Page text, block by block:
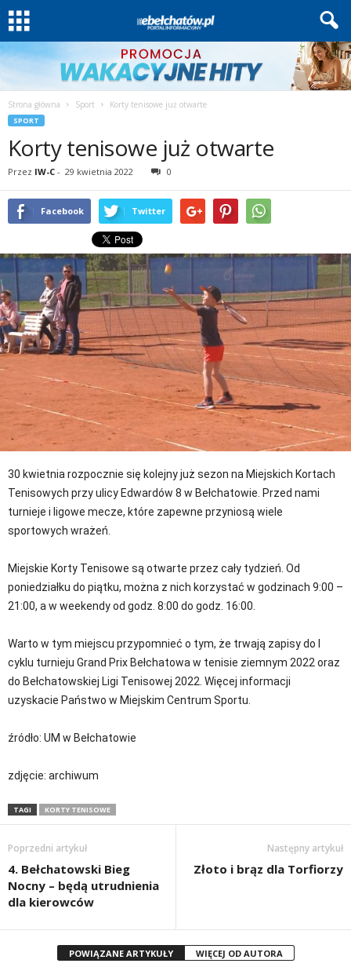
Strona główna Sport Korty tenisowe już otwarte
SPORT
Korty tenisowe już otwarte
Przez IW-C - 29 kwietnia 2022 0
Facebook Twitter
30 kwietnia rozpocznie się kolejny już sezon na Miejskich Kortach
Tenisowych przy ulicy Edwardów 8 w Bełchatowie. Przed nami
turnieje i ligowe mecze, które zapewne przyniosą wiele
sportowych wrażeń.
Miejskie Korty Tenisowe są otwarte przez cały tydzień. Od
poniedziałku do piątku, można z nich korzystać w godzinach 9:00 –
21:00, a w weekendy od godz. 8:00 do godz. 16:00.
Warto w tym miejscu przypomnieć o tym, że trwają zapisy do I
cyklu turnieju Grand Prix Bełchatowa w tenisie ziemnym 2022 oraz
do Bełchatowskiej Ligi Tenisowej 2022. Więcej informacji
uzyskacie Państwo w Miejskim Centrum Sportu.
źródło: UM w Bełchatowie
zdjęcie: archiwum
TAGI KORTY TENISOWE
Poprzedni artykuł
4. Bełchatowski Bieg
Nocny – będą utrudnienia
dla kierowców
Następny artykuł
Złoto i brąz dla Torfiorzy
POWIĄZANE ARTYKUŁY WIĘCEJ OD AUTORA